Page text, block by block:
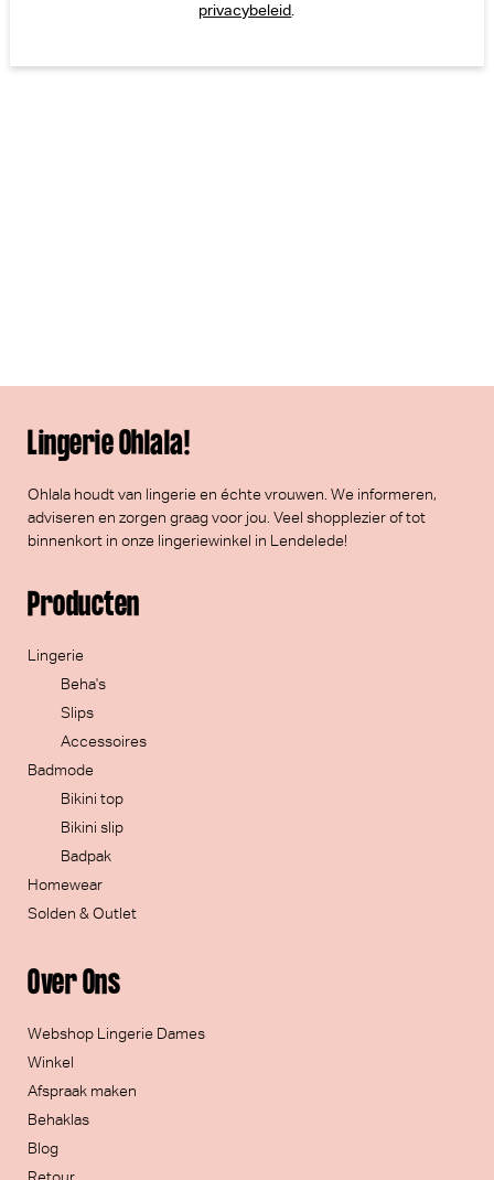
privacybeleid.
Lingerie Ohlala!
Ohlala houdt van lingerie en échte vrouwen. We informeren,
adviseren en zorgen graag voor jou. Veel shopplezierof tot
binnenkort in onze lingeriewinkel in Lendelede!
Over Ons
Webshop Lingerie Dames
Winkel
Afspraak maken
Behaklas
Blog
Producten
Lingerie
Beha's
Slips
Accessoires
Badmode
Bikini top
Bikini slip
Badpak
Homewear
Solden & Outlet